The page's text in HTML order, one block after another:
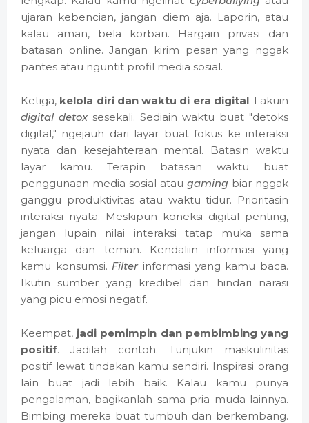
ujaran kebencian, jangan diem aja. Laporin, atau
kalau aman, bela korban. Hargain privasi dan
batasan online. Jangan kirim pesan yang nggak
pantes atau nguntit profil media sosial.
Ketiga, kelola diri dan waktu di era digital. Lakuin
digital detox sesekali. Sediain waktu buat "detoks
digital," ngejauh dari layar buat fokus ke interaksi
nyata dan kesejahteraan mental. Batasin waktu
layar kamu. Terapin batasan waktu buat
penggunaan media sosial atau gaming biar nggak
ganggu produktivitas atau waktu tidur. Prioritasin
interaksi nyata. Meskipun koneksi digital penting,
jangan lupain nilai interaksi tatap muka sama
keluarga dan teman. Kendaliin informasi yang
kamu konsumsi.Filterinformasi yang kamu baca.
Ikutin sumber yang kredibel dan hindari narasi
yang picu emosi negatif.
Keempat, jadi pemimpin dan pembimbing yang
positif. Jadilah contoh. Tunjukin maskulinitas
positif lewat tindakan kamu sendiri. Inspirasi orang
lain buat jadi lebih baik. Kalau kamu punya
pengalaman, bagikanlah sama pria muda lainnya.
Bimbing mereka buat tumbuh dan berkembang.